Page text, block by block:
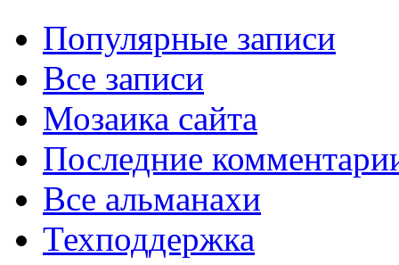
Популярные записи
Все записи
Мозаика сайта
Последние
Все альманахи
Техподдержка